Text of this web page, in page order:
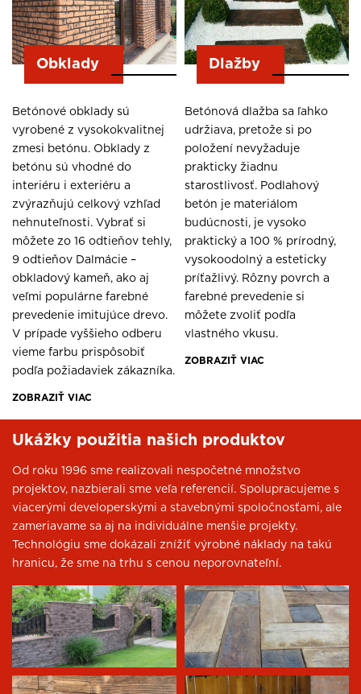
Obklady
Betónové obklady sú
vyrobené z vysokokvalitnej
zmesi betónu. Obklady z
betónu sú vhodné do
interiéru i exteriéru a
zvýrazňujú celkový vzhľad
nehnuteľnosti. Vybrať si
môžete zo 16 odtieňov tehly,
9 odtieňov Dalmácie –
obkladový kameň, ako aj
veľmi populárne farebné
prevedenie imitujúce drevo.
V prípade vyššieho odberu
vieme farbu prispôsobiť
podľa požiadaviek zákazníka.
ZOBRAZIŤ VIAC
Dlažby
Betónová dlažba sa ľahko
udržiava, pretože si po
položení nevyžaduje
prakticky žiadnu
starostlivosť. Podlahový
betón je materiálom
budúcnosti, je vysoko
praktický a 100 % prírodný,
vysokoodolný a esteticky
príťažlivý. Rôzny povrch a
farebné prevedenie si
môžete zvoliť podľa
vlastného vkusu.
ZOBRAZIŤ VIAC
Ukážky použitia našich produktov
Od roku 1996 sme realizovali nespočetné množstvo
projektov, nazbierali sme veľa referencií. Spolupracujeme s
viacerými developerskými a stavebnými spoločnosťami, ale
zameriavame sa aj na individuálne menšie projekty.
Technológiu sme dokázali znížiť výrobné náklady na takú
hranicu, že sme na trhu s cenou neporovnateľní.